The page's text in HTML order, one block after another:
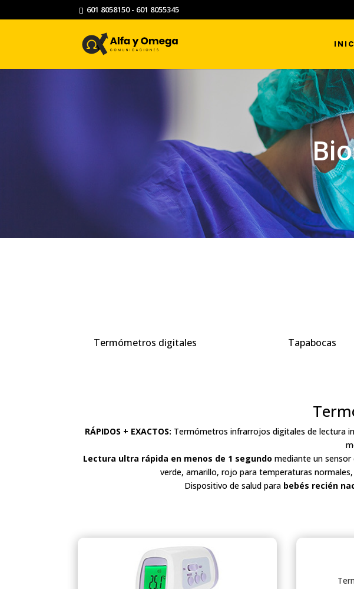
601 8058150 - 601 8055345
Termómetros digitales Tapabocas
RÁPIDOS + EXACTOS: Termómetros infrarrojos digitales de lectura
Lectura ultra rápida en menos de 1 segundo mediante un
verde, amarillo, rojo para temperaturas
Dispositivo de salud para bebés recién